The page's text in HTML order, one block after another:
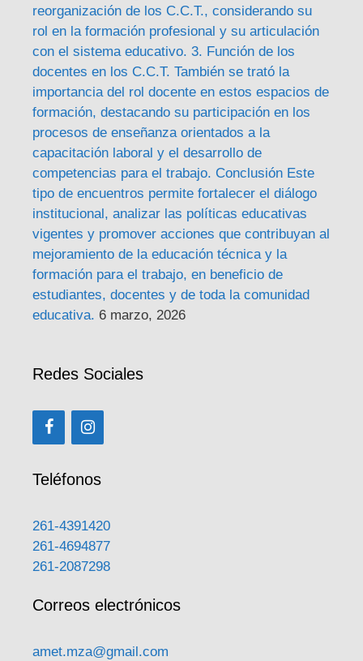
reorganización de los C.C.T., considerando su
rol en la formación profesional y su articulación
con el sistema educativo. 3. Función de los
docentes en los C.C.T. También se trató la
importancia del rol docente en estos espacios de
formación, destacando su participación en los
procesos de enseñanza orientados a la
capacitación laboral y el desarrollo de
competencias para el trabajo. Conclusión Este
tipo de encuentros permite fortalecer el diálogo
institucional, analizar las políticas educativas
vigentes y promover acciones que contribuyan al
mejoramiento de la educación técnica y la
formación para el trabajo, en beneficio de
estudiantes, docentes y de toda la comunidad
educativa. 6 marzo, 2026
Redes Sociales
Teléfonos
261-4391420
261-4694877
261-2087298
Correos electrónicos
amet.mza@gmail.com